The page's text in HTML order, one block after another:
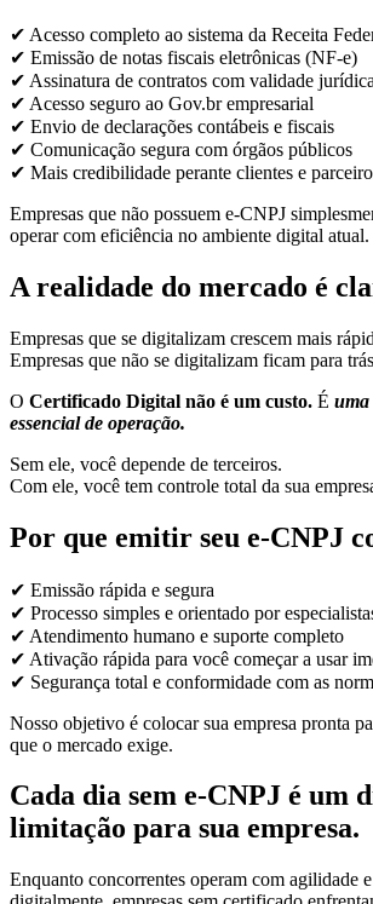
✔ Acesso completo ao sistema da Receita
✔ Emissão de notas fiscais eletrônicas (NF-e)
✔ Assinatura de contratos com validade jurídica
✔ Acesso seguro ao Gov.br empresarial
✔ Envio de declarações contábeis e fiscais
✔ Comunicação segura com órgãos públicos
✔ Mais credibilidade perante clientes e
Empresas que não possuem e-CNPJ
operar com eficiência no ambiente digital atual.
A realidade do mercado é
Empresas que se digitalizam crescem mais
Empresas que não se digitalizam ficam para
O Certificado Digital não é um custo. É
essencial de operação.
Sem ele, você depende de terceiros.
Com ele, você tem controle total da sua
Por que emitir seu e-CNPJ
✔ Emissão rápida e segura
✔ Processo simples e orientado por
✔ Atendimento humano e suporte completo
✔ Ativação rápida para você começar a usar
✔ Segurança total e conformidade com as
Nosso objetivo é colocar sua empresa pronta
que o mercado exige.
Cada dia sem e-CNPJ é um
limitação para sua empresa.
Enquanto concorrentes operam com agilidade